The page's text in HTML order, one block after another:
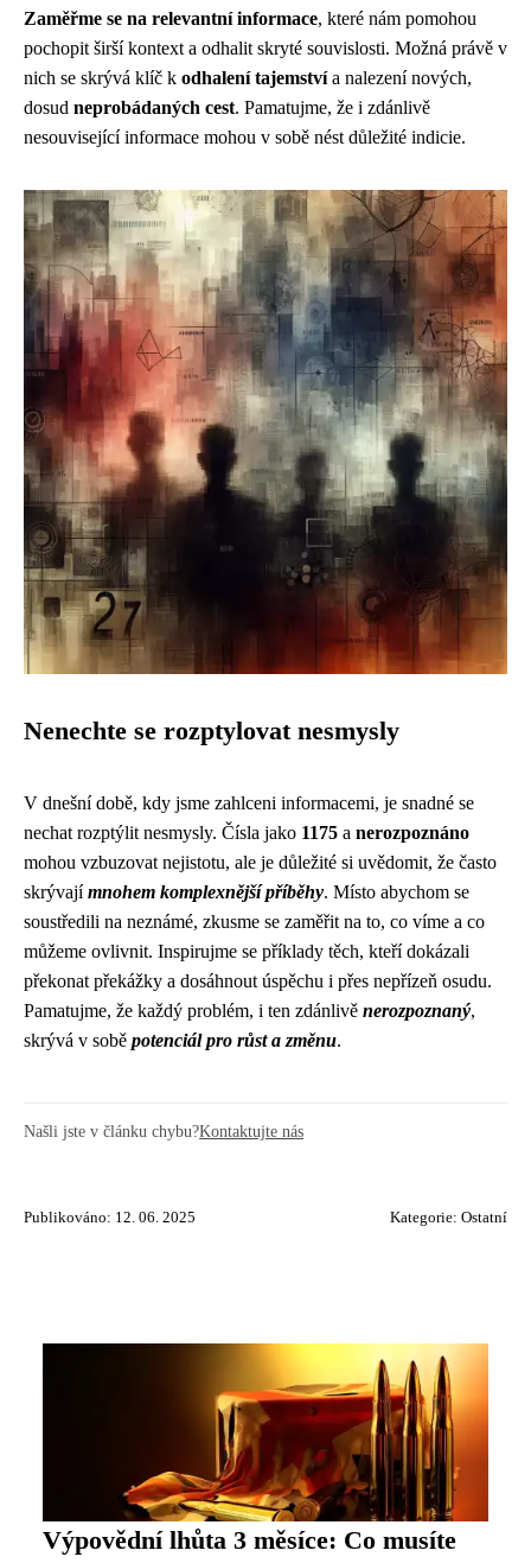
Zaměřme se na relevantní informace, které nám pomohou
pochopit širší kontext a odhalit skryté souvislosti. Možná právě v
nich se skrývá klíč k odhalení tajemstvía nalezení nových,
dosud neprobádaných cest. Pamatujme, že i zdánlivě
nesouvisející informace mohou v sobě nést důležité indicie.
Nenechte se rozptylovat nesmysly
V dnešní době, kdy jsme zahlceni informacemi, je snadné se
nechat rozptýlit nesmysly. Čísla jako 1175 a nerozpoznáno
mohou vzbuzovat nejistotu, ale je důležité si uvědomit, že často
skrývajímnohem komplexnější příběhy. Místo abychom se
soustředili na neznámé, zkusme se zaměřit na to, co víme a co
můžeme ovlivnit. Inspirujme se příklady těch, kteří dokázali
překonat překážky a dosáhnout úspěchu i přes nepřízeň osudu.
Pamatujme, že každý problém, i ten zdánlivě nerozpoznaný,
skrývá v sobě potenciál pro růst a změnu.
Našli jste v článku chybu?Kontaktujte nás
Publikováno: 12. 06. 2025 Kategorie: Ostatní
Výpovědní lhůta 3 měsíce: Co musíte